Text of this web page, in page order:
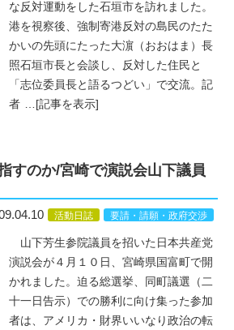
な反対運動をした石垣市を訪れました。
港を視察後、強制寄港反対の島民のたた
かいの先頭にたった大濵（おおはま）長
照石垣市長と会談し、反対した住民と
「志位委員長と語るつどい」で交流。記
者 … [記事を表示]
すのか/宮崎で演説会山下議員
活動日誌 要請・請願・政府交渉
山下芳生参院議員を招いた日本共産党
演説会が４月１０日、宮崎県国富町で開
かれました。迫る総選挙、同町議選（二
十一日告示）での勝利に向け集った参加
者は、アメリカ・財界いいなり政治の転